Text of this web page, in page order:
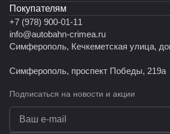
Покупателям
+7 (978) 900-01-11
info@autobahn-crimea.ru
Симферополь, Кечкеметская улица,
Симферополь, проспект Победы, 219а
Подписаться на новости и акции